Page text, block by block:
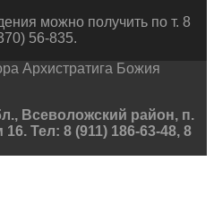
можно получить по т. 8
56-835.
Архистратига Божия
Всеволожский район, п.
Тел: 8 (911) 186-63-48, 8